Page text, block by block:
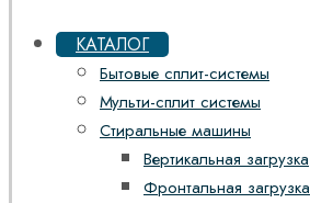
КАТАЛОГ
Бытовые сплит-системы
Мульти-сплит системы
Стиральные машины
Вертикальная загрузка
Фронтальная загрузка